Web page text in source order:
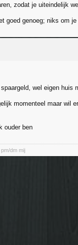
zodat je uiteindelijk
goed genoeg; niks om
wel eigen
momenteel maar wil
ouder ben
dm mij